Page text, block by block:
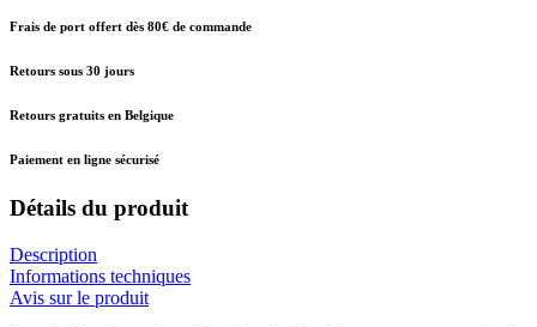
Frais de port offert dès 80€ de commande
Retours sous 30 jours
Retours gratuits en Belgique
Paiement en ligne sécurisé
Détails du produit
Description
Informations techniques
Avis sur le produit